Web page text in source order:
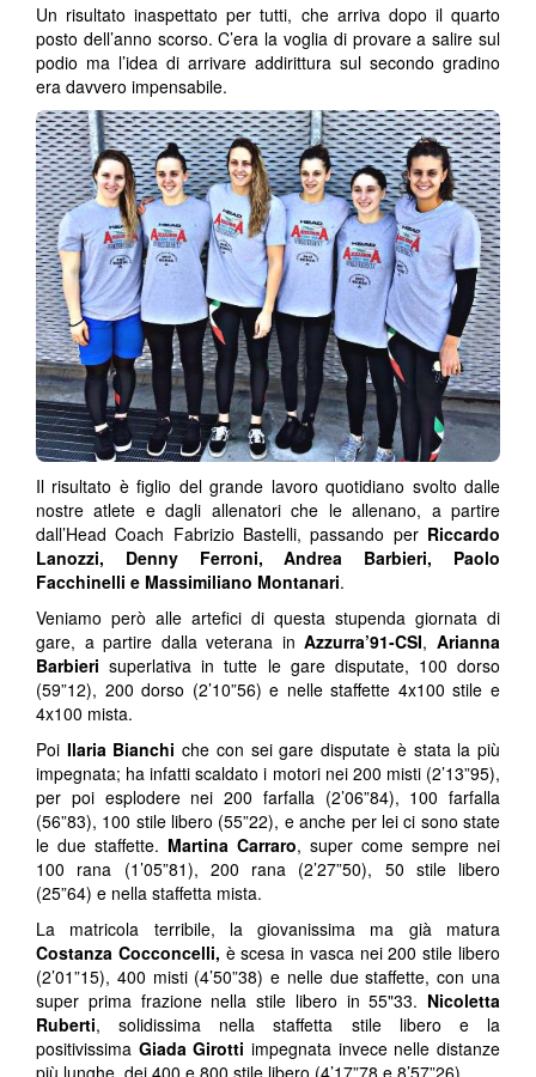
Un risultato inaspettato per tutti, che arriva dopo il quarto
posto dell’anno scorso. C’era la voglia di provare a salire sul
podio ma l’idea di arrivare addirittura sul secondo gradino
era davvero impensabile.
Il risultato è figlio del grande lavoro quotidiano svolto dalle
nostre atlete e dagli allenatori che le allenano, a partire
dall’Head Coach Fabrizio Bastelli, passando per Riccardo
Lanozzi, Denny Ferroni, Andrea Barbieri, Paolo
Facchinelli e Massimiliano Montanari.
Veniamo però alle artefici di questa stupenda giornata di
gare, a partire dalla veterana inAzzurra’91-CSI,Arianna
Barbieri superlativa in tutte le gare disputate, 100 dorso
(59”12), 200 dorso (2’10”56) e nelle staffette 4x100 stile e
4x100 mista.
Poi Ilaria Bianchi che con sei gare disputate è stata la più
impegnata; ha infatti scaldato i motori nei 200 misti (2’13”95),
per poi esplodere nei 200 farfalla (2’06”84), 100 farfalla
(56”83), 100 stile libero (55”22), e anche per lei ci sono state
le due staffette. Martina Carraro, super come sempre nei
100 rana (1’05”81), 200 rana (2’27”50), 50 stile libero
(25”64) e nella staffetta mista.
La matricola terribile, la giovanissima ma già matura
Costanza Cocconcelli, è scesa in vasca nei 200 stile libero
(2’01”15), 400 misti (4’50”38) e nelle due staffette, con una
super prima frazione nella stile libero in 55"33. Nicoletta
Ruberti, solidissima nella staffetta stile libero e la
positivissima Giada Girotti impegnata invece nelle distanze
più lunghe, dei 400 e 800 stile libero (4’17”78 e 8’57”26).